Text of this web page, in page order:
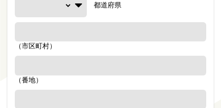
都道府県
（市区町村）
（番地）